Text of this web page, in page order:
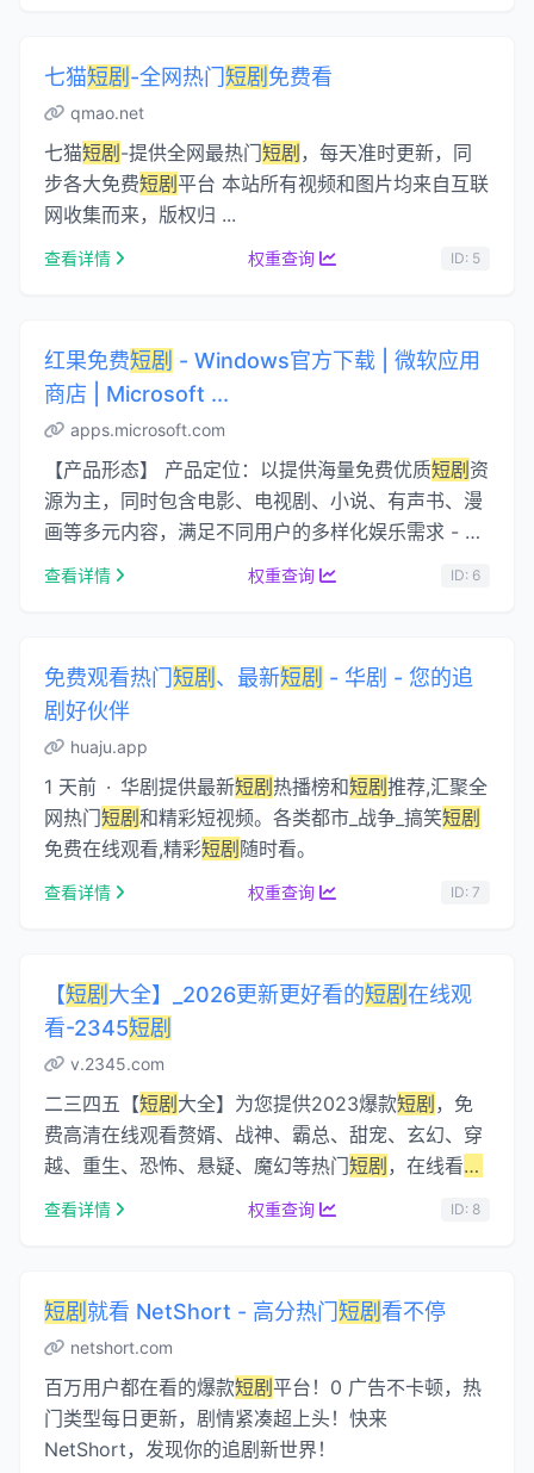
七猫短剧 -全网热门短剧 免费看
qmao.net
七猫短剧 -提供全网最热门短剧 ，每天准时更新，同
步各大免费短剧 平台 本站所有视频和图片均来自互联
网收集而来，版权归 ...
查看详情 权重查询 ID: 5
红果免费短剧 - Windows官方下载 | 微软应用
商店 | Microsoft ...
apps.microsoft.com
【产品形态】 产品定位：以提供海量免费优质短剧 资
源为主，同时包含电影、电视剧、小说、有声书、漫
画等多元内容，满足不同用户的多样化娱乐需求 - 海
量免费短剧 ：涵盖都市热血、甜宠言情、职场婚 …...
查看详情 权重查询 ID: 6
免费观看热门短剧 、最新短剧 - 华剧 - 您的追
剧好伙伴
huaju.app
1 天前 · 华剧提供最新短剧 热播榜和短剧 推荐,汇聚全
网热门短剧 和精彩短视频。各类都市_战争_搞笑短剧
免费在线观看,精彩短剧 随时看。
查看详情 权重查询 ID: 7
【短剧 大全】_2026更新更好看的短剧在线观
看-2345短剧
v.2345.com
二三四五【短剧 大全】为您提供2023爆款短剧 ，免
费高清在线观看赘婿、战神、霸总、甜宠、玄幻、穿
越、重生、恐怖、悬疑、魔幻等热门短剧 ，在线看短
剧尽在2345 大全。...
查看详情 权重查询 ID: 8
短剧 就看 NetShort - 高分热门短剧看不停
netshort.com
百万用户都在看的爆款短剧 平台！0 广告不卡顿，热
门类型每日更新，剧情紧凑超上头！快来
NetShort，发现你的追剧新世界！